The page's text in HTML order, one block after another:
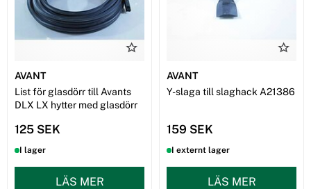
AVANT
List för glasdörr till Avants
DLX LX hytter med glasdörr
125 SEK
I lager
LÄS MER
AVANT
Y-slaga till slaghack A21386
159 SEK
I externt lager
LÄS MER